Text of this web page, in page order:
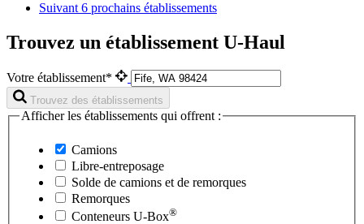
Suivant 6 prochains établissements
Trouvez un établissement U-Haul
Votre établissement*
Trouvez des établissements
Afficher les établissements qui offrent :
Camions
Libre-entreposage
Solde de camions et de remorques
Remorques
Conteneurs U-Box®